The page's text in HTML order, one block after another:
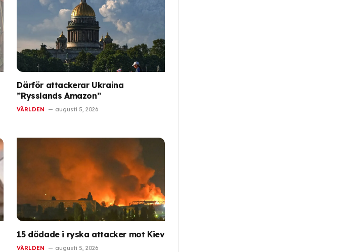
Därför attackerar Ukraina
”Rysslands Amazon”
VÄRLDEN augusti 5, 2026
15 dödade i ryska attacker mot Kiev
VÄRLDEN augusti 5, 2026